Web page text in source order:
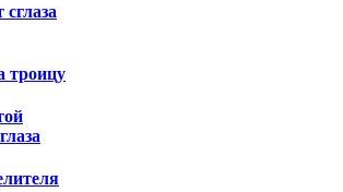
троицу